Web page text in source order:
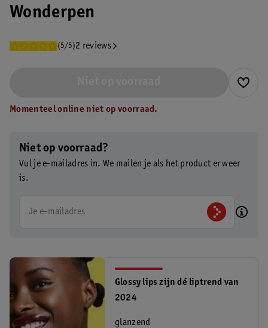
Wonderpen
(5/5)2 reviews
Momenteel online niet op voorraad.
Niet op voorraad?
Vul je e-mailadres in. We mailen je als het product er weer
is.
Je e-mailadres
Glossy lips zijn dé liptrend van
2024
glanzend